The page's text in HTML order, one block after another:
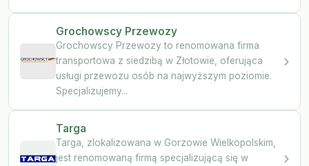
Grochowscy Przewozy
Grochowscy Przewozy to renomowana firma
transportowa z siedzibą w Złotowie, oferująca
usługi przewozu osób na najwyższym poziomie.
Specjalizujemy...
Targa
Targa, zlokalizowana w Gorzowie Wielkopolskim,
jest renomowaną firmą specjalizującą się w